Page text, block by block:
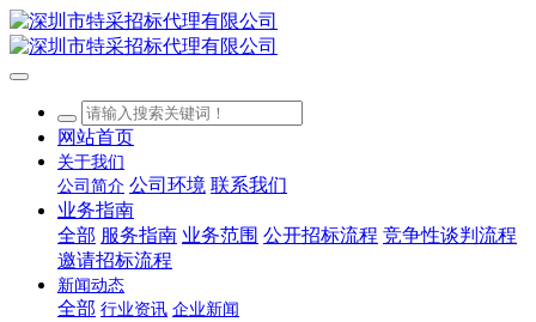
网站首页
关于我们
公司简介 公司环境 联系我们
业务指南
全部 服务指南 业务范围 公开招标流程 竞争性谈判流程
邀请招标流程
新闻动态
全部 行业资讯 企业新闻